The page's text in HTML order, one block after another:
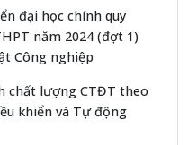
đại học chính quy
năm 2024 (đợt 1)
Công nghiệp
chất lượng CTĐT theo
khiển và Tự động